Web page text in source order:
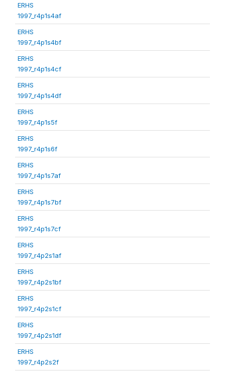
ERHS
1997_r4p1s4af
ERHS
1997_r4p1s4bf
ERHS
1997_r4p1s4cf
ERHS
1997_r4p1s4df
ERHS
1997_r4p1s5f
ERHS
1997_r4p1s6f
ERHS
1997_r4p1s7af
ERHS
1997_r4p1s7bf
ERHS
1997_r4p1s7cf
ERHS
1997_r4p2s1af
ERHS
1997_r4p2s1bf
ERHS
1997_r4p2s1cf
ERHS
1997_r4p2s1df
ERHS
1997_r4p2s2f